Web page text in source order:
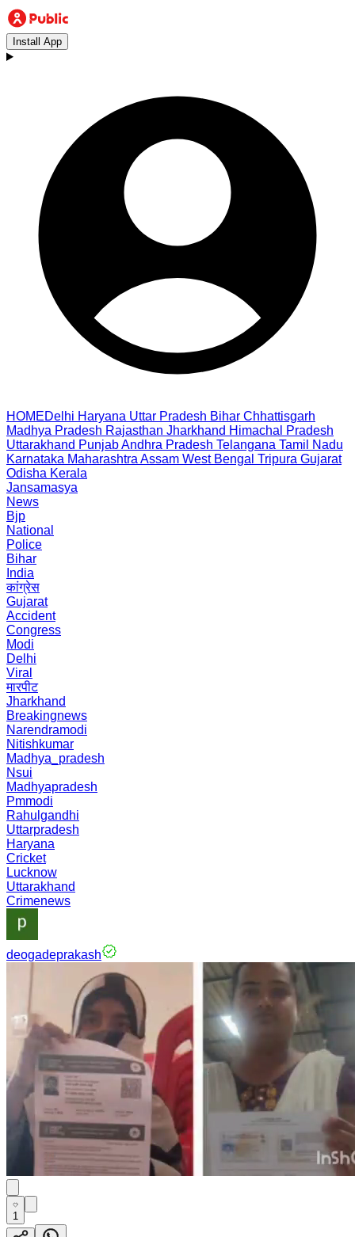
Install App
HOMEDelhi Haryana Uttar Pradesh Bihar Chhattisgarh
Madhya Pradesh Rajasthan Jharkhand Himachal Pradesh
Uttarakhand PunjabAndhra Pradesh Telangana Tamil Nadu
Karnataka Maharashtra Assam West Bengal Tripura Gujarat
Odisha Kerala
Jansamasya
News
Bjp
National
Police
Bihar
India
कांग्रेस
Gujarat
Accident
Congress
Modi
Delhi
Viral
मारपीट
Jharkhand
Breakingnews
Narendramodi
Nitishkumar
Madhya_pradesh
Nsui
Madhyapradesh
Pmmodi
Rahulgandhi
Uttarpradesh
Haryana
Cricket
Lucknow
Uttarakhand
Crimenews
deogadeprakash
1